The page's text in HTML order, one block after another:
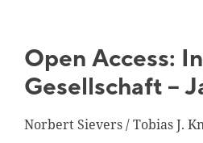
Open Access:
Gesellschaft –
Norbert Sievers / Tobias J.